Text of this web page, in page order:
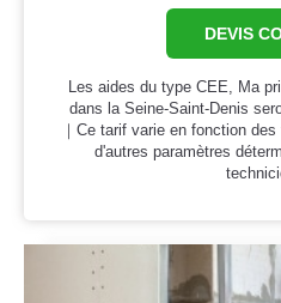
DEVIS
Les aides du type CEE, Ma
dans la Seine-Saint-Denis
｜Ce tarif varie en fonction
d'autres paramètres